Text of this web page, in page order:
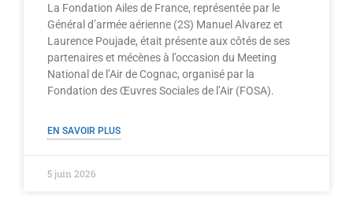
La Fondation Ailes de France, représentée par le
Général d’armée aérienne (2S) Manuel Alvarez et
Laurence Poujade, était présente aux côtés de ses
partenaires et mécènes à l’occasion du Meeting
National de l’Air de Cognac, organisé par la
Fondation des Œuvres Sociales de l’Air (FOSA).
EN SAVOIR PLUS
5 juin 2026